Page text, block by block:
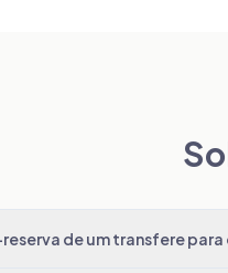
de um transfere para